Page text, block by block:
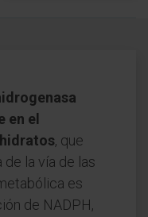
en el
, que
la vía de las
es
de NADPH,